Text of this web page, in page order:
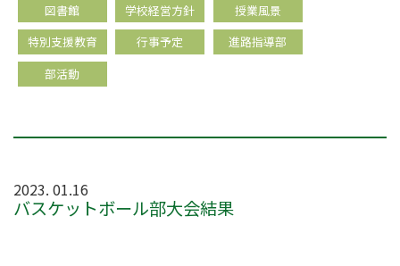
図書館
学校経営方針
授業風景
特別支援教育
行事予定
進路指導部
部活動
2023. 01.16
バスケットボール部大会結果